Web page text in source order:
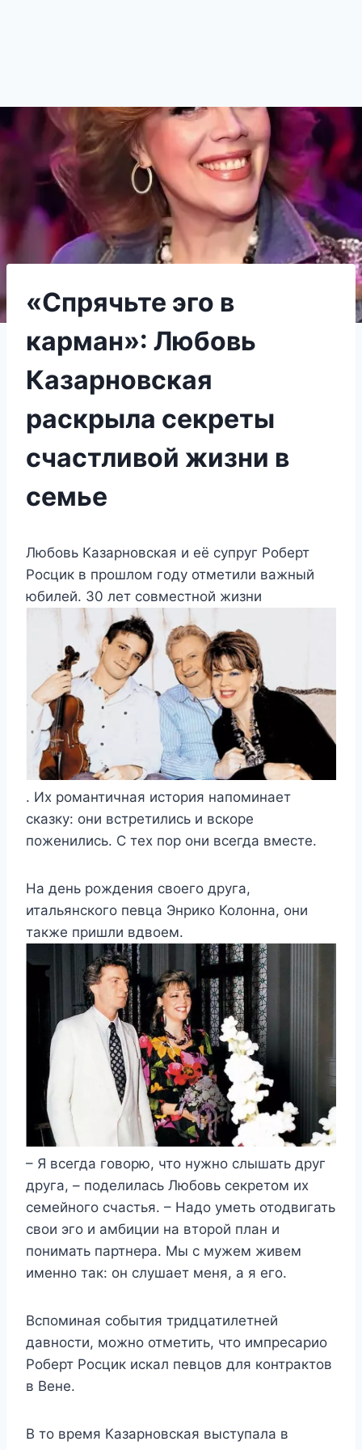
«Спрячьте эго в
карман»: Любовь
Казарновская
раскрыла секреты
счастливой жизни в
семье
Любовь Казарновская и её супруг Роберт
Росцик в прошлом году отметили важный
юбилей. 30 лет совместной жизни
. Их романтичная история напоминает
сказку: они встретились и вскоре
поженились. С тех пор они всегда вместе.
На день рождения своего друга,
итальянского певца Энрико Колонна, они
также пришли вдвоем.
– Я всегда говорю, что нужно слышать друг
друга, – поделилась Любовь секретом их
семейного счастья. – Надо уметь отодвигать
свои эго и амбиции на второй план и
понимать партнера. Мы с мужем живем
именно так: он слушает меня, а я его.
Вспоминая события тридцатилетней
давности, можно отметить, что импресарио
Роберт Росцик искал певцов для контрактов
в Вене.
В то время Казарновская выступала в